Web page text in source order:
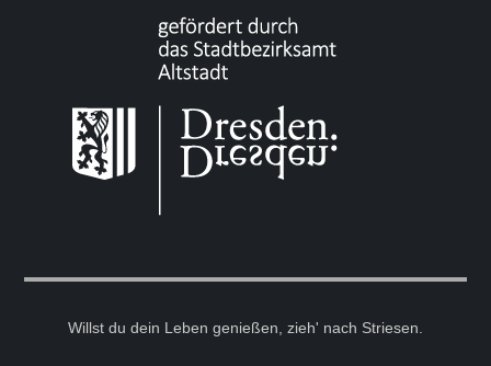
Willst du dein Leben genießen, zieh' nach Striesen.